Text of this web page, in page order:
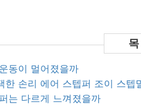
동이 멀어졌을까
한 손리 에어 스텝퍼 조이 스텝
는 다르게 느껴졌을까